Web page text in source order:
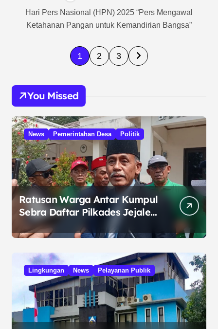
Hari Pers Nasional (HPN) 2025 “Pers Mengawal
Ketahanan Pangan untuk Kemandirian Bangsa”
P
a
g
i
n
a
s
i
p
o
s
1 2 3
You Missed
News Pemerintahan Desa Politik
Ratusan Warga Antar Kumpul
Sebra Daftar Pilkades Jejalen
Jaya, Serukan Pemilu Damai
Lingkungan News Pelayanan Publik